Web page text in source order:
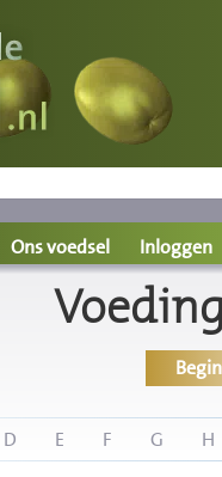
Ons voedsel Inloggen
D E F G H